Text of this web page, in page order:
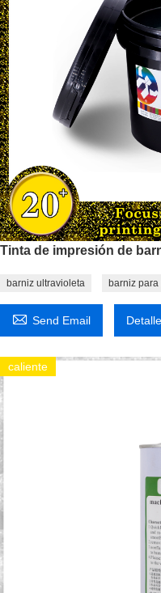
Tinta de impresión de
barniz ultravioleta barniz para
 Send Email
caliente